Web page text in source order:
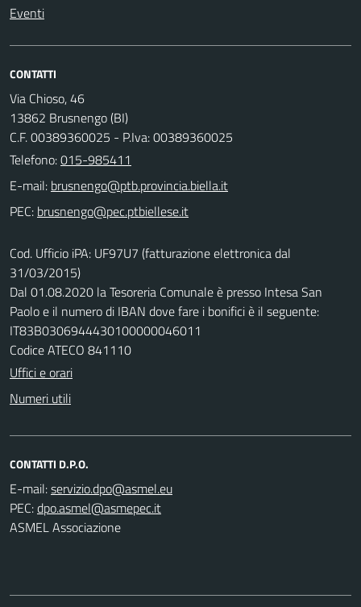
Eventi
CONTATTI
Via Chioso, 46
13862 Brusnengo (BI)
C.F. 00389360025 - P.Iva: 00389360025
Telefono:015-985411
E-mail:
PEC:
Cod. Ufficio iPA: UF97U7 (fatturazione elettronica dal
31/03/2015)
Dal 01.08.2020 la Tesoreria Comunale è presso Intesa San
Paolo e il numero di IBAN dove fare i bonifici è il seguente:
IT83B0306944430100000046011
Codice ATECO 841110
Uffici e orari
Numeri utili
CONTATTI D.P.O.
E-mail:
PEC:
ASMEL Associazione